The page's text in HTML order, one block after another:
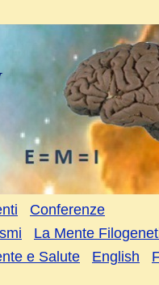
Conferenze
La Mente
e Salute English